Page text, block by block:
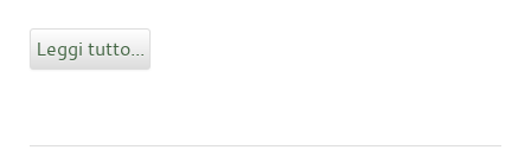
Leggi tutto...